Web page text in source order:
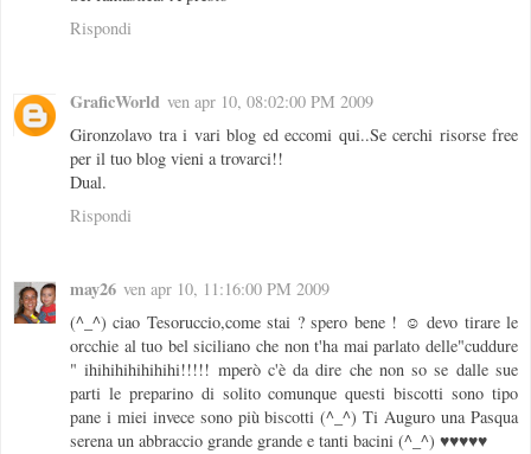
Rispondi
GraficWorld ven apr 10, 08:02:00 PM 2009
Gironzolavo tra i vari blog ed eccomi qui..Se cerchi risorse free
per il tuo blog vieni a trovarci!!
Dual.
Rispondi
may26 ven apr 10, 11:16:00 PM 2009
(^_^) ciao Tesoruccio,come stai ? spero bene ! ☺ devo tirare le
orcchie al tuo bel siciliano che non t'ha mai parlato delle"cuddure
" ihihihihihihihi!!!!! mperò c'è da dire che non so se dalle sue
parti le preparino di solito comunque questi biscotti sono tipo
pane i miei invece sono più biscotti (^_^) Ti Auguro una Pasqua
serena un abbraccio grande grande e tanti bacini (^_^) ♥♥♥♥♥